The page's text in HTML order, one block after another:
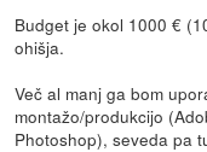
Budget je okol 1000 €
ohišja.
Več al manj ga bom
montažo/produkcijo
Photoshop), seveda pa